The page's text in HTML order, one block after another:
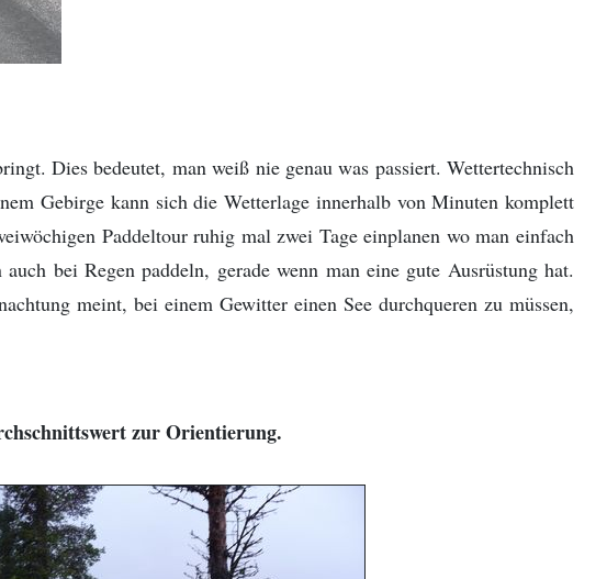
Dies bedeutet, man weiß nie genau was passiert. Wettertechnisch
Gebirge kann sich die Wetterlage innerhalb von Minuten komplett
Paddeltour ruhig mal zwei Tage einplanen wo man einfach
bei Regen paddeln, gerade wenn man eine gute Ausrüstung hat.
meint, bei einem Gewitter einen See durchqueren zu müssen,
zur Orientierung.